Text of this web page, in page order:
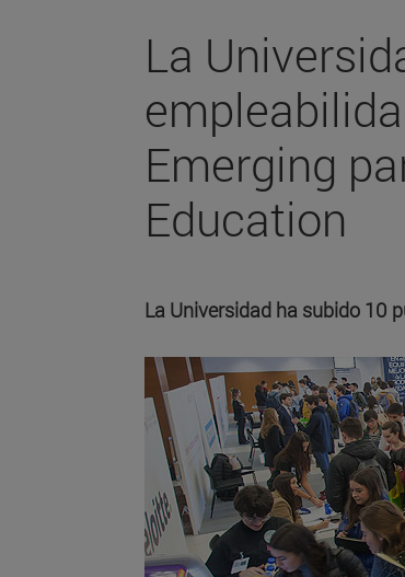
La
Emerging
Education
La Universidad ha subido 10